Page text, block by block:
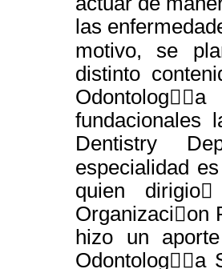
las
motivo, se
distinto
fundacionales
Dentistry
especialidad
quien
Organizaci￿on
hizo un
Odontolog￿￿a